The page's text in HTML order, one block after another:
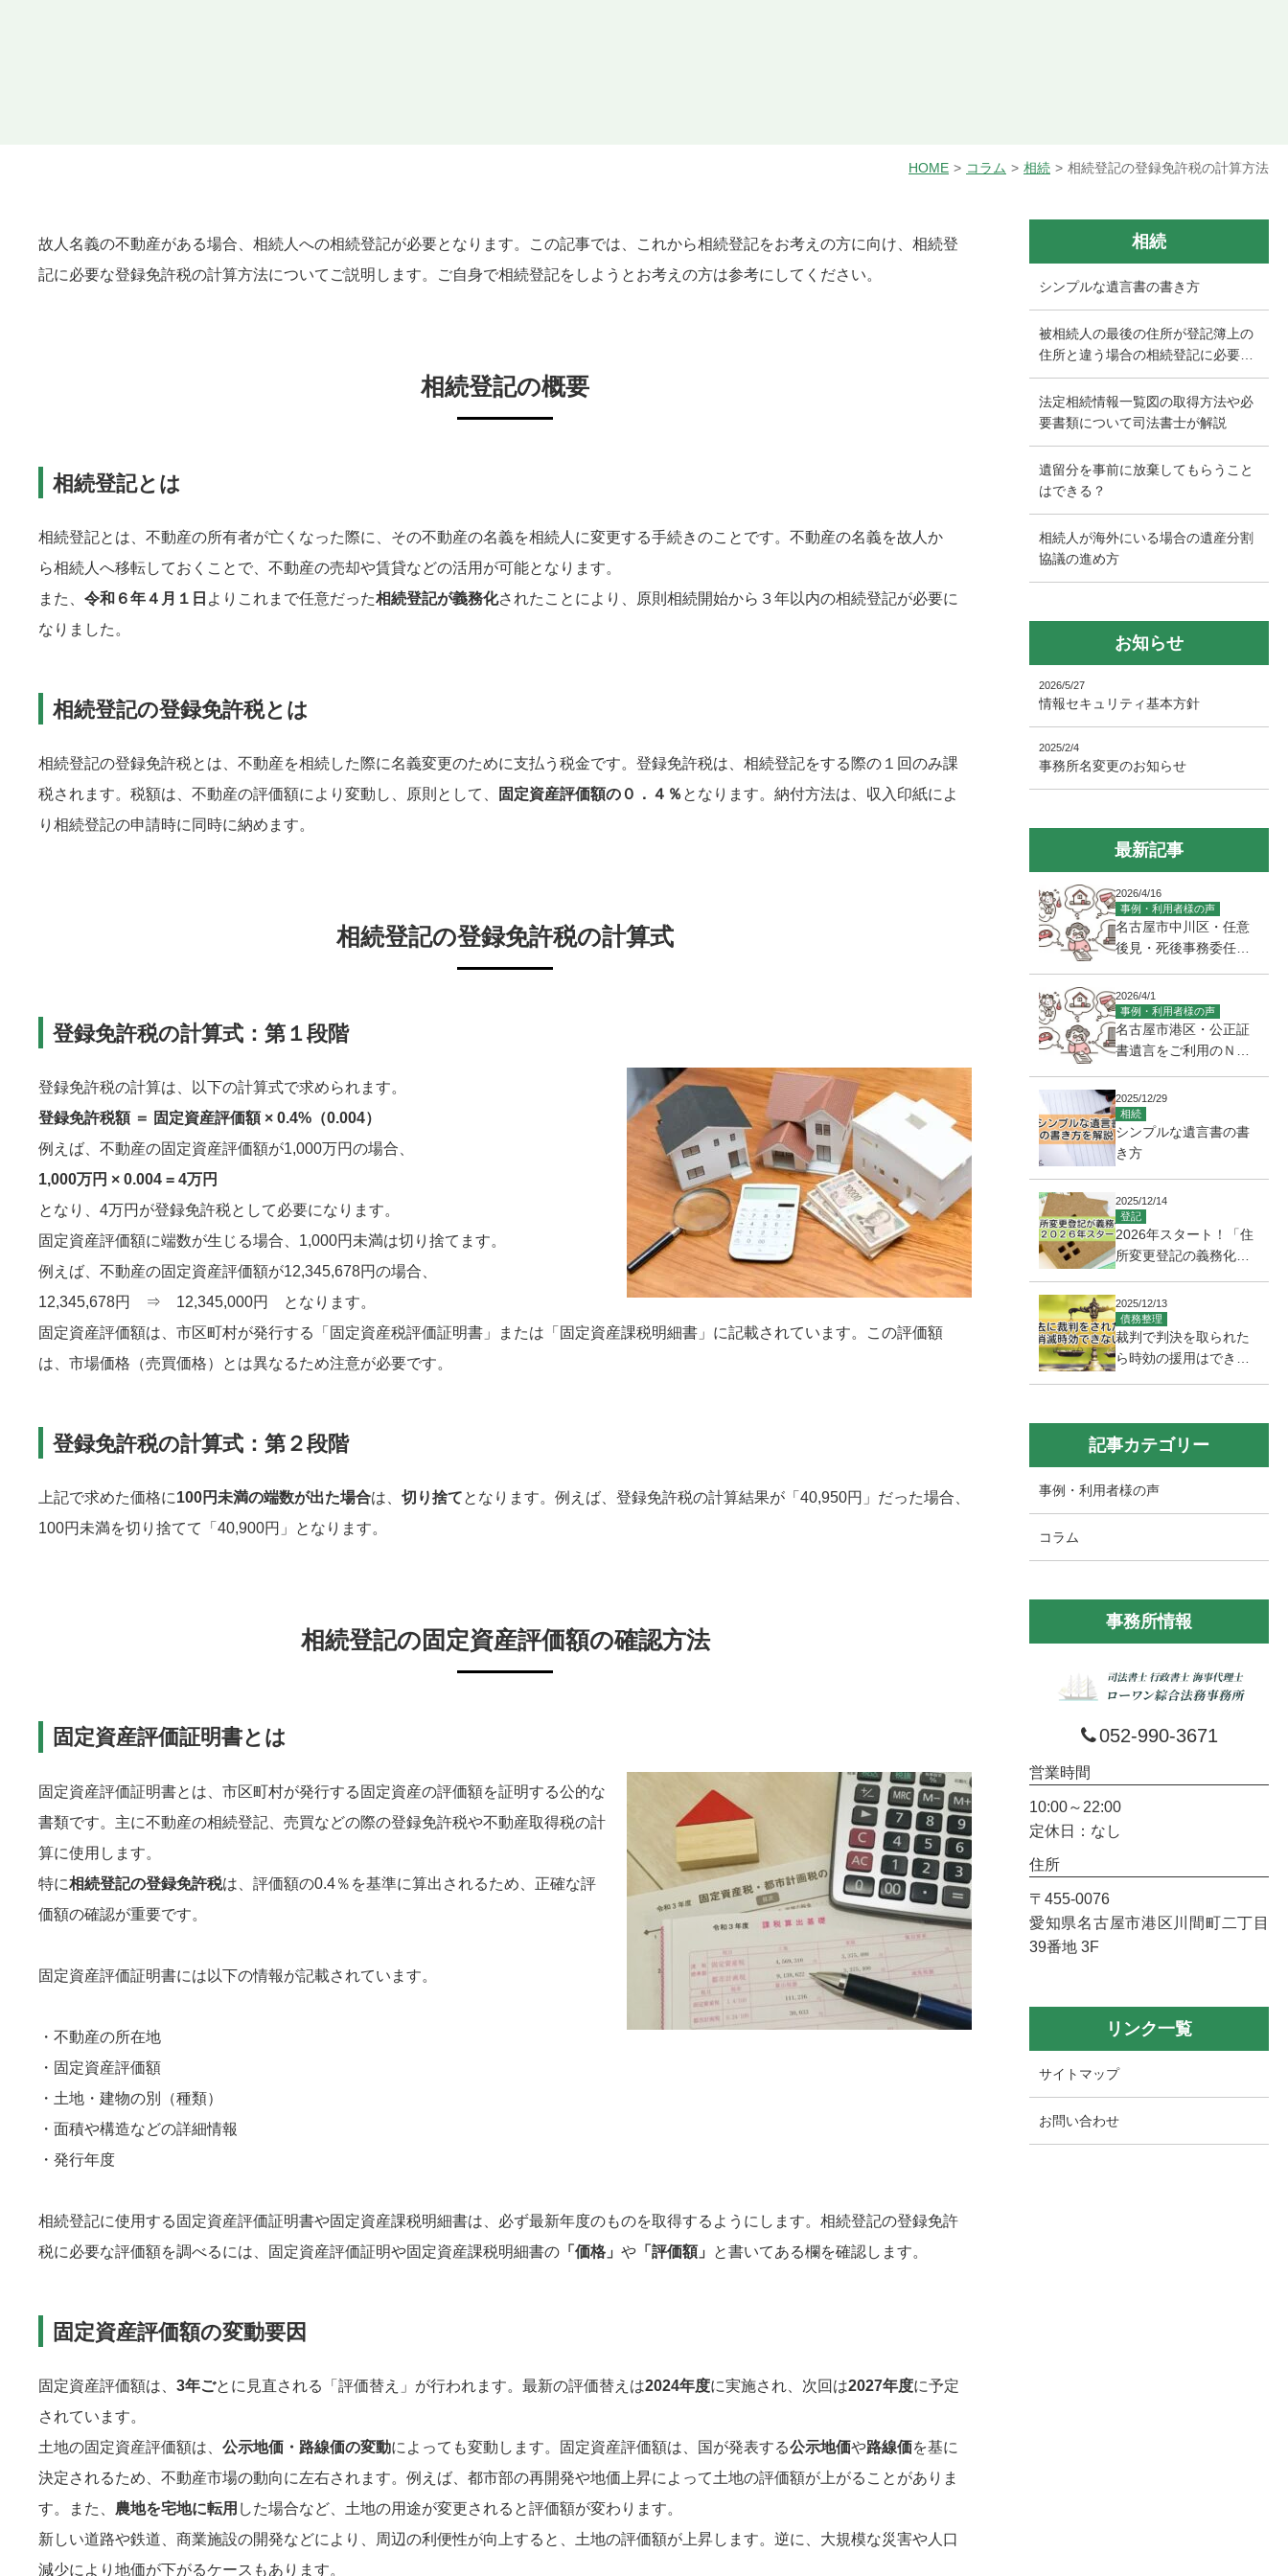
HOME コラム 相続 相続登記の登録免許税の計算方法
故人名義の不動産がある場合、相続人への相続登記が必要となります。この記事では、これから相続登記をお考えの方に向け、相続登
記に必要な登録免許税の計算方法についてご説明します。ご自身で相続登記をしようとお考えの方は参考にしてください。
相続登記の概要
相続登記とは
相続登記とは、不動産の所有者が亡くなった際に、その不動産の名義を相続人に変更する手続きのことです。不動産の名義を故人か
ら相続人へ移転しておくことで、不動産の売却や賃貸などの活用が可能となります。
また、 令和６年４月１日 よりこれまで任意だった相続登記が義務化されたことにより、原則相続開始から３年以内の相続登記が必要に
なりました。
相続登記の登録免許税とは
相続登記の登録免許税とは、不動産を相続した際に名義変更のために支払う税金です。登録免許税は、相続登記をする際の１回のみ課
税されます。税額は、不動産の評価額により変動し、原則として、
固定資産評価額の０．４％ となります。納付方法は、収入印紙によ
り相続登記の申請時に同時に納めます。
相続登記の登録免許税の計算式
登録免許税の計算式：第１段階
登録免許税の計算は、以下の計算式で求められます。
登録免許税額 ＝ 固定資産評価額 × 0.4%（0.004）
例えば、不動産の固定資産評価額が1,000万円の場合、
1,000万円 × 0.004 = 4万円
となり、4万円が登録免許税として必要になります。
固定資産評価額に端数が生じる場合、1,000円未満は切り捨てます。
例えば、不動産の固定資産評価額が12,345,678円の場合、
12,345,678円 ⇒ 12,345,000円 となります。
固定資産評価額は、市区町村が発行する「固定資産税評価証明書」または「固定資産課税明細書」に記載されています。この評価額
は、市場価格（売買価格）とは異なるため注意が必要です。
登録免許税の計算式：第２段階
上記で求めた価格に100円未満の端数が出た場合は、 切り捨てとなります。例えば、登録免許税の計算結果が「40,950円」だった場合、
100円未満を切り捨てて「40,900円」となります。
相続登記の固定資産評価額の確認方法
固定資産評価証明書とは
固定資産評価証明書とは、市区町村が発行する固定資産の評価額を証明する公的な
書類です。主に不動産の相続登記、売買などの際の登録免許税や不動産取得税の計
算に使用します。
特に相続登記の登録免許税は、評価額の0.4％を基準に算出されるため、正確な評
価額の確認が重要です。
固定資産評価証明書には以下の情報が記載されています。
・不動産の所在地
・固定資産評価額
・土地・建物の別（種類）
・面積や構造などの詳細情報
・発行年度
相続登記に使用する固定資産評価証明書や固定資産課税明細書は、必ず最新年度のものを取得するようにします。相続登記の登録免許
税に必要な評価額を調べるには、固定資産評価証明や固定資産課税明細書の 「価格」 や 「評価額」 と書いてある欄を確認します。
固定資産評価額の変動要因
固定資産評価額は、 3年ごとに見直される「評価替え」が行われます。最新の評価替えは2024年度に実施され、次回は2027年度に予定
されています。
土地の固定資産評価額は、 公示地価・路線価の変動によっても変動します。固定資産評価額は、国が発表する公示地価や路線価を基に
決定されるため、不動産市場の動向に左右されます。例えば、都市部の再開発や地価上昇によって土地の評価額が上がることがありま
す。また、 農地を宅地に転用 した場合など、土地の用途が変更されると評価額が変わります。
新しい道路や鉄道、商業施設の開発などにより、周辺の利便性が向上すると、土地の評価額が上昇します。逆に、大規模な災害や人口
減少により地価が下がるケースもあります。
相続
シンプルな遺言書の書き方
被相続人の最後の住所が登記簿上の
住所と違う場合の相続登記に必要な
書類と手続きを徹底解説
法定相続情報一覧図の取得方法や必
要書類について司法書士が解説
遺留分を事前に放棄してもらうこと
はできる？
相続人が海外にいる場合の遺産分割
協議の進め方
お知らせ
2026/5/27
情報セキュリティ基本方針
2025/2/4
事務所名変更のお知らせ
最新記事
2026/4/16
事例・利用者様の声
名古屋市中川区・任意
後見・死後事務委任契
代・女性)
2026/4/1
事例・利用者様の声
名古屋市港区・公正証
書遺言をご利用のＮ様
2025/12/29
相続
シンプルな遺言書の書
き方
2025/12/14
登記
2026年スタート！「住
所変更登記の義務化」
続き方法を司法書士が
解説
2025/12/13
債務整理
裁判で判決を取られた
ら時効の援用はできな
記事カテゴリー
事例・利用者様の声
コラム
事務所情報
052-990-3671
営業時間
10:00～22:00
定休日：なし
住所
〒455-0076
愛知県名古屋市港区川間町二丁目
39番地 3F
リンク一覧
サイトマップ
お問い合わせ